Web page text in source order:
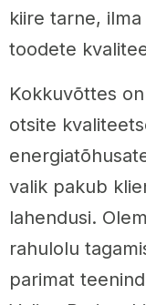
kiire tarne,
toodete
Kokkuvõttes
otsite
valik pakub
lahendusi.
rahulolu
parimat